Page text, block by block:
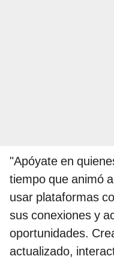
"Apóyate en
tiempo que animó
usar plataformas
sus conexiones y
oportunidades.
actualizado,